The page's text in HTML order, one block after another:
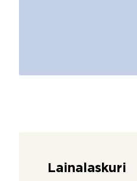
Lainalaskuri